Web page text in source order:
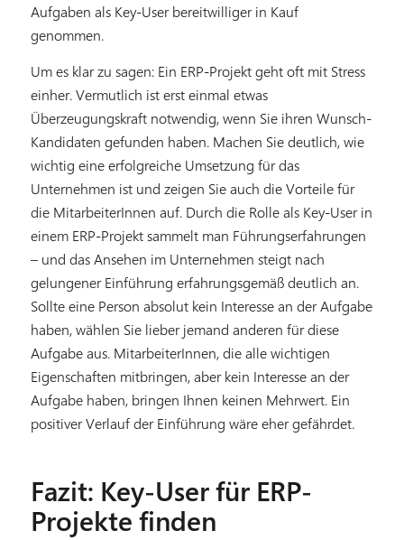
Aufgaben als Key-User bereitwilliger in Kauf
genommen.
Um es klar zu sagen: Ein ERP-Projekt geht oft mit Stress
einher. Vermutlich ist erst einmal etwas
Überzeugungskraft notwendig, wenn Sie ihren Wunsch-
Kandidaten gefunden haben. Machen Sie deutlich, wie
wichtig eine erfolgreiche Umsetzung für das
Unternehmen ist und zeigen Sie auch die Vorteile für
die MitarbeiterInnen auf. Durch die Rolle als Key-User in
einem ERP-Projekt sammelt man Führungserfahrungen
– und das Ansehen im Unternehmen steigt nach
gelungener Einführung erfahrungsgemäß deutlich an.
Sollte eine Person absolut kein Interesse an der Aufgabe
haben, wählen Sie lieber jemand anderen für diese
Aufgabe aus. MitarbeiterInnen, die alle wichtigen
Eigenschaften mitbringen, aber kein Interesse an der
Aufgabe haben, bringen Ihnen keinen Mehrwert. Ein
positiver Verlauf der Einführung wäre eher gefährdet.
Fazit: Key-User für ERP-
Projekte finden